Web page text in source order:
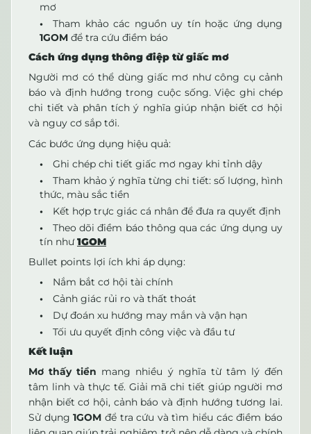
mơ
Tham khảo các nguồn uy tín hoặc ứng dụng
1GOM để tra cứu điềm báo
Cách ứng dụng thông điệp từ giấc mơ
Người mơ có thể dùng giấc mơ như công cụ cảnh
báo và định hướng trong cuộc sống. Việc ghi chép
chi tiết và phân tích ý nghĩa giúp nhận biết cơ hội
và nguy cơ sắp tới.
Các bước ứng dụng hiệu quả:
Ghi chép chi tiết giấc mơ ngay khi tỉnh dậy
Tham khảo ý nghĩa từng chi tiết: số lượng, hình
thức, màu sắc tiền
Kết hợp trực giác cá nhân để đưa ra quyết định
Theo dõi điềm báo thông qua các ứng dụng uy
tín như1GOM
Bullet points lợi ích khi áp dụng:
Nắm bắt cơ hội tài chính
Cảnh giác rủi ro và thất thoát
Dự đoán xu hướng may mắn và vận hạn
Tối ưu quyết định công việc và đầu tư
Kết luận
Mơ thấy tiền mang nhiều ý nghĩa từ tâm lý đến
tâm linh và thực tế. Giải mã chi tiết giúp người mơ
nhận biết cơ hội, cảnh báo và định hướng tương lai.
Sử dụng1GOM để tra cứu và tìm hiểu các điềm báo